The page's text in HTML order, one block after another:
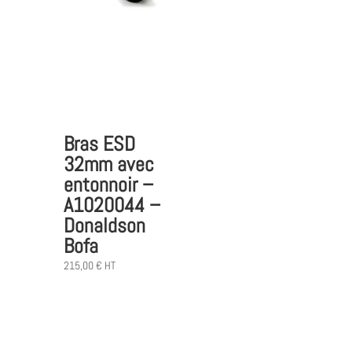
Bras ESD
32mm avec
entonnoir –
A1020044 –
Donaldson
Bofa
215,00€ HT